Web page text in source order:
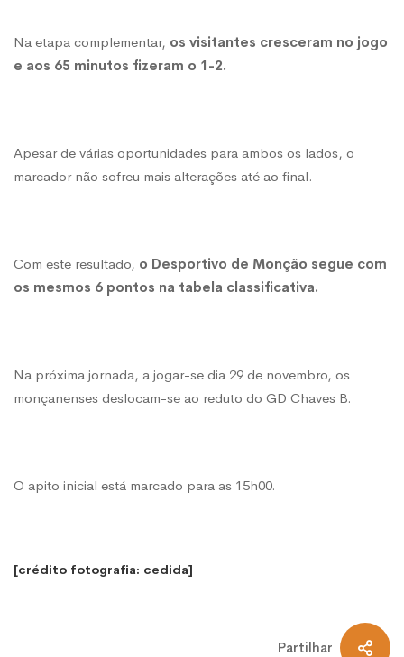
Na etapa complementar, os visitantes cresceram no jogo
e aos 65 minutos fizeram o 1-2.
Apesar de várias oportunidades para ambos os lados, o
marcador não sofreu mais alterações até ao final.
Com este resultado, o Desportivo de Monção segue com
os mesmos 6 pontos na tabela classificativa.
Na próxima jornada, a jogar-se dia 29 de novembro, os
monçanenses deslocam-se ao reduto do GD Chaves B.
O apito inicial está marcado para as 15h00.
[crédito fotografia: cedida]
Partilhar